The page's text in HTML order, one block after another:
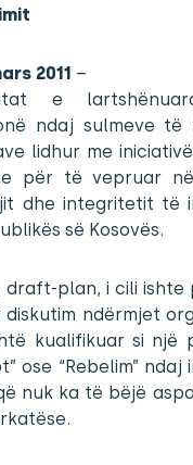
2011 –
e
ndaj sulmeve
lidhur me
për të vepruar
dhe integritetit të
së Kosovës.
draft-plan, i cili ishte
ndërmjet
kualifikuar si një
ose “Rebelim”
nuk ka të bëjë